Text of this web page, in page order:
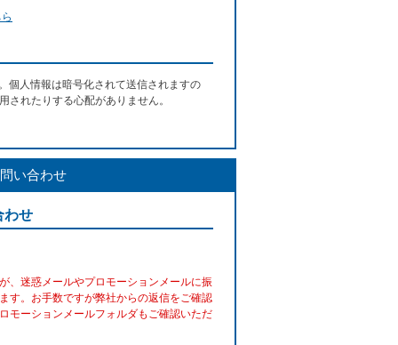
個人情報は暗号化されて送信されますの
されたりする心配がありません。
い合わせ
わせ
、迷惑メールやプロモーションメールに振
す。お手数ですが弊社からの返信をご確認
モーションメールフォルダもご確認いただ